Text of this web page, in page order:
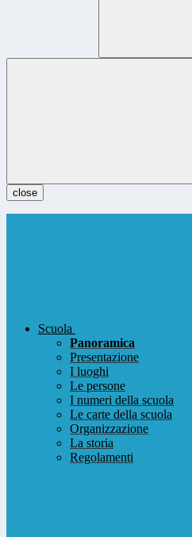
close
Scuola
Panoramica
Presentazione
I luoghi
Le persone
I numeri della scuola
Le carte della scuola
Organizzazione
La storia
Regolamenti